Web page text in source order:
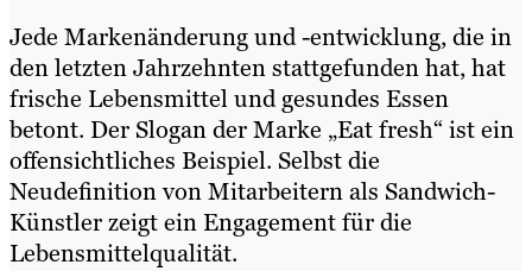
Jede Markenänderung und -entwicklung, die in
den letzten Jahrzehnten stattgefunden hat, hat
frische Lebensmittel und gesundes Essen
betont. Der Slogan der Marke „Eat fresh“ ist ein
offensichtliches Beispiel. Selbst die
Neudefinition von Mitarbeitern als Sandwich-
Künstler zeigt ein Engagement für die
Lebensmittelqualität.